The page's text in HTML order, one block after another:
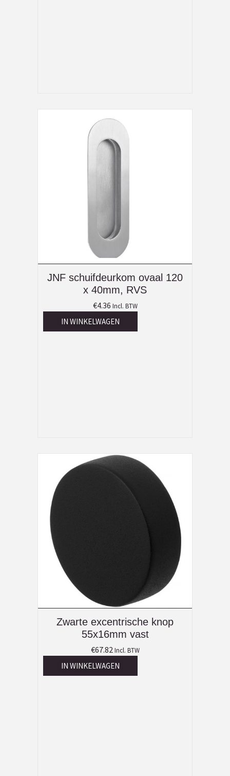
JNF schuifdeurkom ovaal 120
x 40mm, RVS
€4.36 Incl. BTW
IN WINKELWAGEN
Zwarte excentrische knop
55x16mm vast
€67.82 Incl. BTW
IN WINKELWAGEN